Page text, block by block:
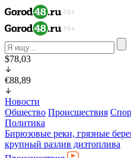
$78,03
€88,89
Новости
Общество Происшествия
Политика
Бирюзовые реки, грязные
крупный разлив дизтоплива